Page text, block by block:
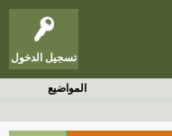
تسجيل الدخول
المواضيع